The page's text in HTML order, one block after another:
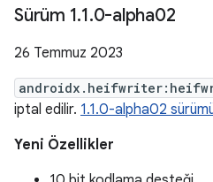
Sürüm 1.1.0-alpha02
26 Temmuz 2023
iptal edilir. 1.1.0-alpha02
Yeni Özellikler